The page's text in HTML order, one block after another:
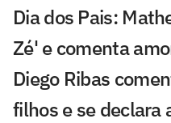
Dia dos Pais:
Zé' e comenta
Diego Ribas
filhos e se declara